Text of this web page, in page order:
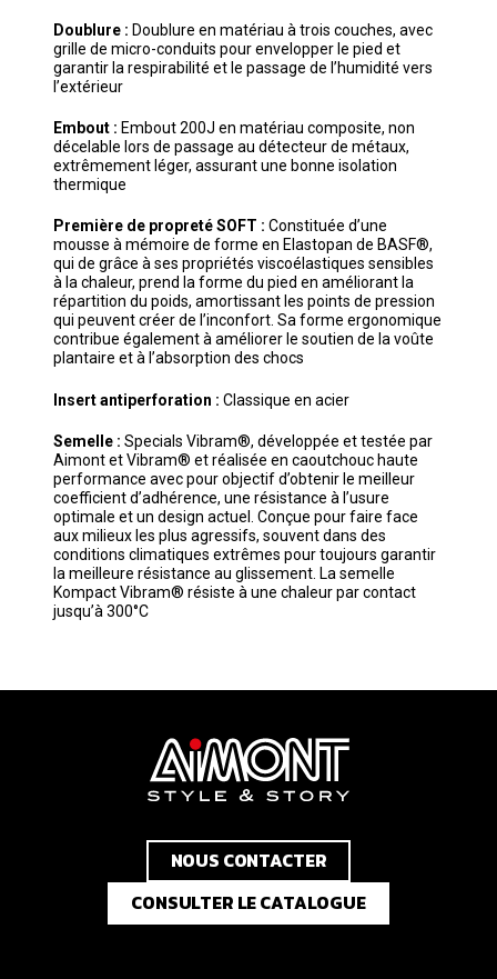
Doublure : Doublure en matériau à trois couches, avec
grille de micro-conduits pour envelopper le pied et
garantir la respirabilité et le passage de l’humidité vers
l’extérieur
Embout : Embout 200J en matériau composite, non
décelable lors de passage au détecteur de métaux,
extrêmement léger, assurant une bonne isolation
thermique
Première de propreté SOFT : Constituée d’une
mousse à mémoire de forme en Elastopan de BASF®,
qui de grâce à ses propriétés viscoélastiques sensibles
à la chaleur, prend la forme du pied en améliorant la
répartition du poids, amortissant les points de pression
qui peuvent créer de l’inconfort. Sa forme ergonomique
contribue également à améliorer le soutien de la voûte
plantaire et à l’absorption des chocs
Insert antiperforation : Classique en acier
Semelle : Specials Vibram®, développée et testée par
Aimont et Vibram® et réalisée en caoutchouc haute
performance avec pour objectif d’obtenir le meilleur
coefficient d’adhérence, une résistance à l’usure
optimale et un design actuel. Conçue pour faire face
aux milieux les plus agressifs, souvent dans des
conditions climatiques extrêmes pour toujours garantir
la meilleure résistance au glissement. La semelle
Kompact Vibram® résiste à une chaleur par contact
jusqu’à 300°C
NOUS CONTACTER
CONSULTER LE CATALOGUE